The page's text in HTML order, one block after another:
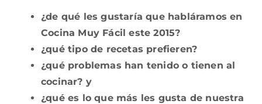
¿de qué les gustaría que habláramos en
Cocina Muy Fácil este 2015?
¿qué tipo de recetas prefieren?
¿qué problemas han tenido o tienen al
cocinar? y
¿qué es lo que más les gusta de nuestra